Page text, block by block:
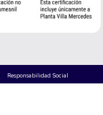
Responsabilidad Social